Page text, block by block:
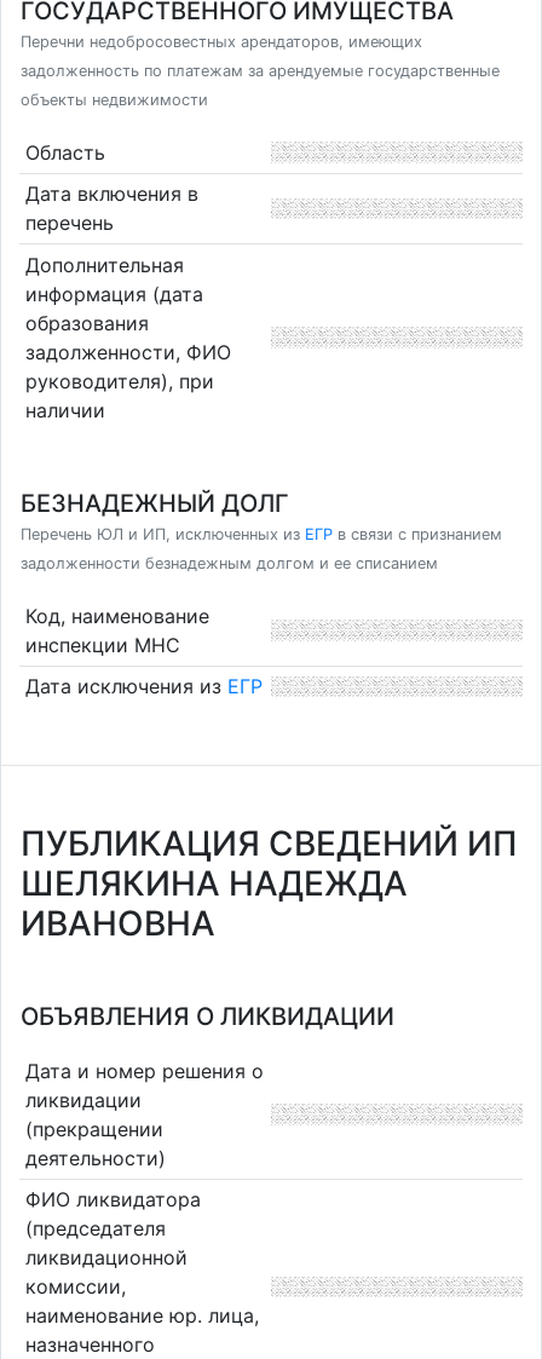
ГОСУДАРСТВЕННОГО ИМУЩЕСТВА
Перечни недобросовестных арендаторов, имеющих
задолженность по платежам за арендуемые государственные
объекты недвижимости
Область
Дата включения в
перечень
Дополнительная
информация (дата
образования
задолженности, ФИО
руководителя), при
наличии
БЕЗНАДЕЖНЫЙ ДОЛГ
Перечень ЮЛ и ИП, исключенных из ЕГР в связи с признанием
задолженности безнадежным долгом и ее списанием
Код, наименование
инспекции МНС
Дата исключения из ЕГР
ПУБЛИКАЦИЯ СВЕДЕНИЙ ИП
ШЕЛЯКИНА НАДЕЖДА
ИВАНОВНА
ОБЪЯВЛЕНИЯ О ЛИКВИДАЦИИ
Дата и номер решения о
ликвидации
(прекращении
деятельности)
ФИО ликвидатора
(председателя
ликвидационной
комиссии,
наименование юр. лица,
назначенного